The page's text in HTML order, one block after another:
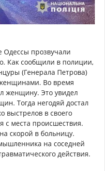
Одессы прозвучали
Как сообщили в полиции,
(Генерала Петрова)
Во время
женщину. Это увидел
Тогда негодяй достал
выстрелов в своего
с места происшествия.
скорой в больницу.
на соседней
действия.